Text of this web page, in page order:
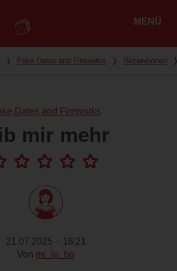
MENÜ
❭ Fake Dates and Fireworks ❭ Rezensionen
Dates and Fireworks
mir mehr
21.07.2025 – 16:21
Von mi_lo_bo